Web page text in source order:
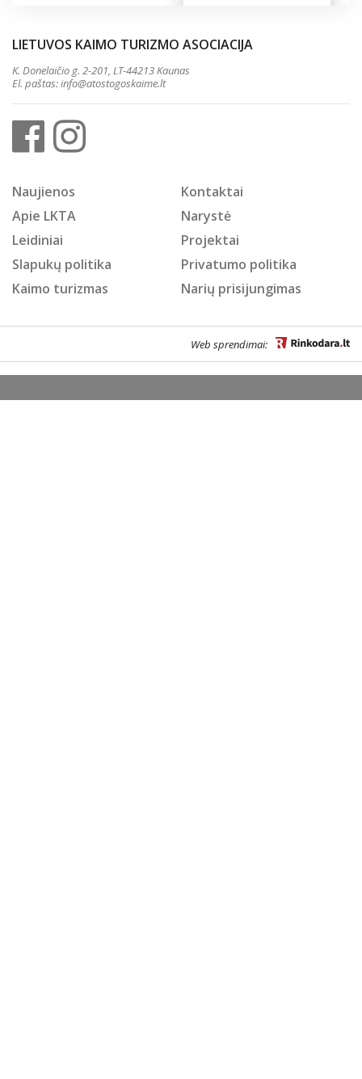
LIETUVOS KAIMO TURIZMO ASOCIACIJA
K. Donelaičio g. 2-201, LT-44213 Kaunas
El. paštas:info@atostogoskaime.lt
Naujienos
Kontaktai
Apie LKTA
Narystė
Leidiniai
Projektai
Slapukų politika
Privatumo politika
Kaimo turizmas
Narių prisijungimas
Web sprendimai: